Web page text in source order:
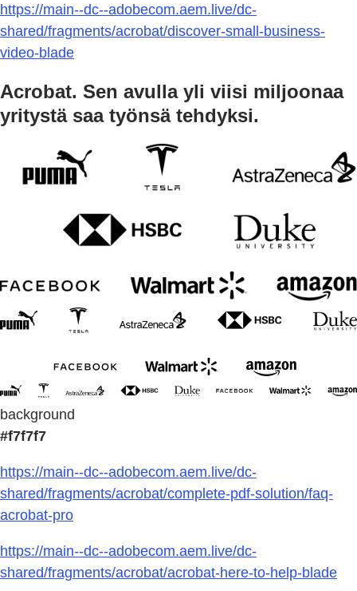
https://main--dc--adobecom.aem.live/dc-
shared/fragments/acrobat/discover-small-business-
video-blade
Acrobat. Sen avulla yli viisi miljoonaa
yritystä saa työnsä tehdyksi.
background
#f7f7f7
https://main--dc--adobecom.aem.live/dc-
shared/fragments/acrobat/complete-pdf-solution/faq-
acrobat-pro
https://main--dc--adobecom.aem.live/dc-
shared/fragments/acrobat/acrobat-here-to-help-blade